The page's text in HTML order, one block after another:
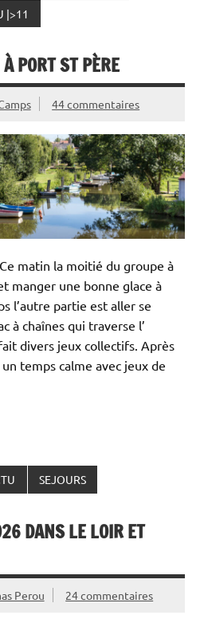
|>11
PORT ST PÈRE
44 commentaires
matin la moitié du groupe à
manger une bonne glace à
l’autre partie est aller se
à chaînes qui traverse l’
divers jeux collectifs. Après
temps calme avec jeux de
SEJOURS
DANS LE LOIR ET
Perou 24 commentaires